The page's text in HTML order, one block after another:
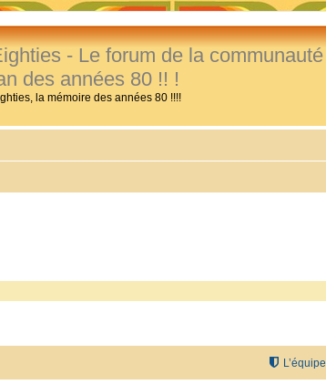
- Le forum de la communauté
des années 80 !! !
la mémoire des années 80 !!!!
L’équipe